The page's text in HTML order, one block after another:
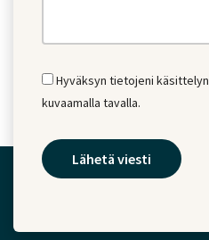
Hyväksyn tietojeni käsittelyn
kuvaamalla tavalla.